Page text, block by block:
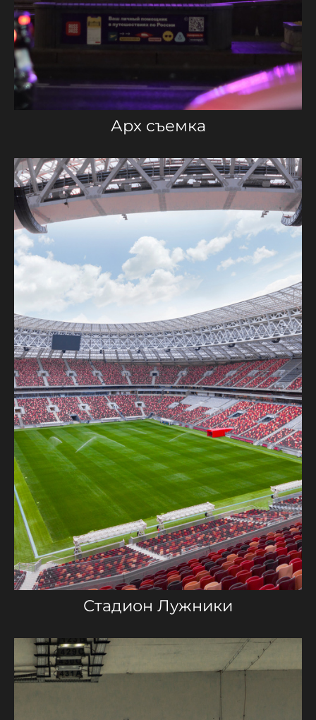
Арх съемка
Стадион Лужники